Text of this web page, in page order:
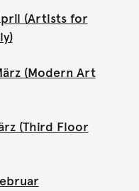
(Artists for
(Modern Art
(Third Floor